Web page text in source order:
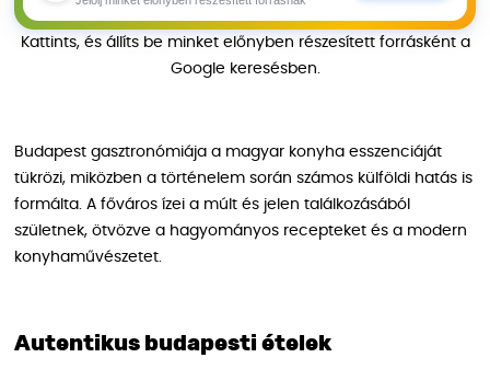
Kattints, és állíts be minket előnyben részesített forrásként a
Google keresésben.
Budapest gasztronómiája a magyar konyha esszenciáját
tükrözi, miközben a történelem során számos külföldi hatás is
formálta. A főváros ízei a múlt és jelen találkozásából
születnek, ötvözve a hagyományos recepteket és a modern
konyhaművészetet.
Autentikus budapesti ételek